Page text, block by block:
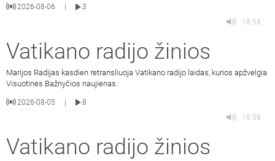
2026-08-06
3
18:58
Vatikano radijo žinios
Marijos Radijas kasdien retransliuoja Vatikano radijo laidas, kurios apžvelgia
Visuotinės Bažnyčios naujienas.
2026-08-05 |
8
18:58
Vatikano radijo žinios